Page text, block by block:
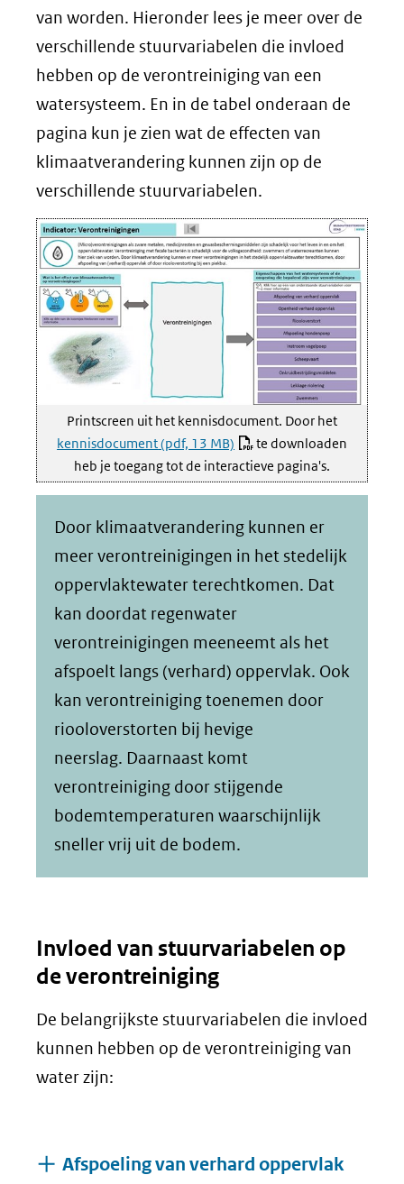
van worden. Hieronder lees je meer over de
verschillende stuurvariabelen die invloed
hebben op de verontreiniging van een
watersysteem. En in de tabel onderaan de
pagina kun je zien wat de effecten van
klimaatverandering kunnen zijn op de
verschillende stuurvariabelen.
Printscreen uit het kennisdocument. Door het
kennisdocument(pdf, 13 MB)
te downloaden
heb je toegang tot de interactieve pagina's.
Door klimaatverandering kunnen er
meer verontreinigingen in het stedelijk
oppervlaktewater terechtkomen. Dat
kan doordat regenwater
verontreinigingen meeneemt als het
afspoelt langs (verhard) oppervlak. Ook
kan verontreiniging toenemen door
riooloverstorten bij hevige
neerslag. Daarnaast komt
verontreiniging door stijgende
bodemtemperaturen waarschijnlijk
sneller vrij uit de bodem.
Invloed van stuurvariabelen op
de verontreiniging
De belangrijkste stuurvariabelen die invloed
kunnen hebben op de verontreiniging van
water zijn:
Afspoeling van verhard oppervlak